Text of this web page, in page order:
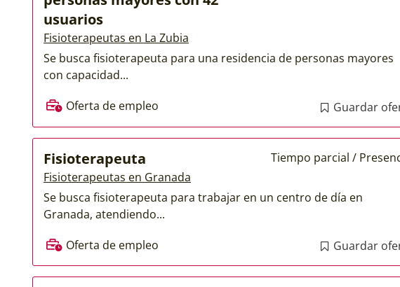
usuarios
Fisioterapeutas en La Zubia
Se busca fisioterapeuta para una residencia de personas mayores
con capacidad...
Oferta de empleo
Guardar
Fisioterapeuta
Fisioterapeutas en Granada
Tiempo parcial /
Se busca fisioterapeuta para trabajar en un centro de día en
Granada, atendiendo...
Oferta de empleo
Guardar